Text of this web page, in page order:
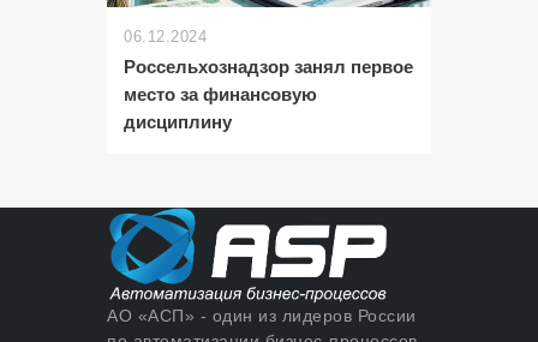
06.12.2024
Россельхознадзор занял первое
место за финансовую
дисциплину
АО «АСП» - один из лидеров России